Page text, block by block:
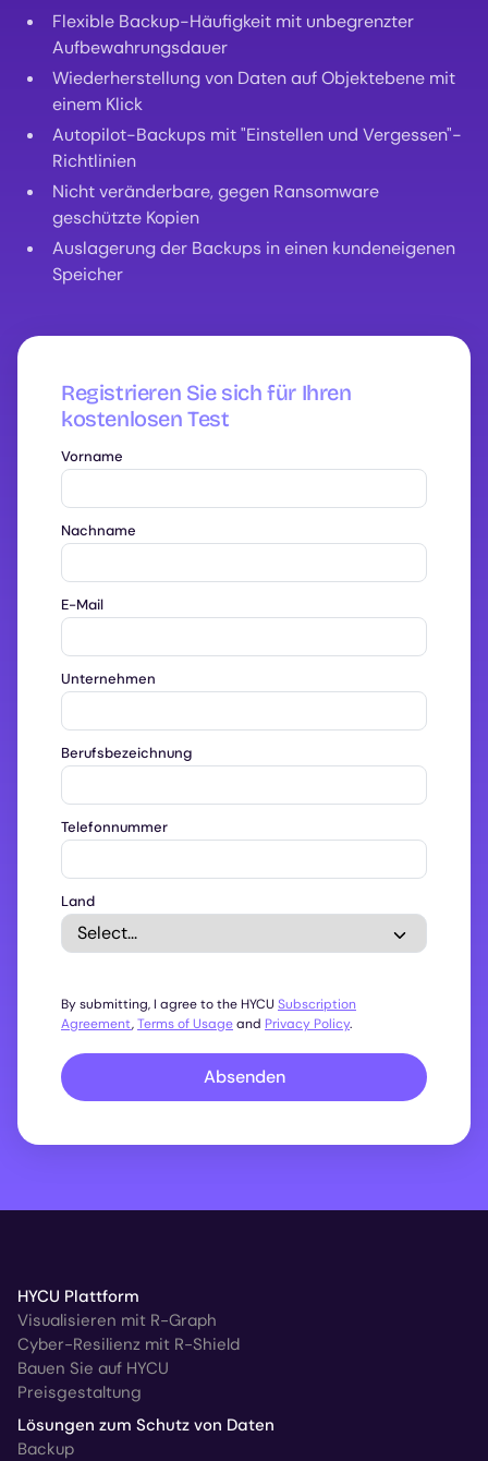
Flexible Backup-Häufigkeit mit unbegrenzter
Aufbewahrungsdauer
Wiederherstellung von Daten auf Objektebene mit
einem Klick
Autopilot-Backups mit "Einstellen und Vergessen"-
Richtlinien
Nicht veränderbare, gegen Ransomware
geschützte Kopien
Auslagerung der Backups in einen kundeneigenen
Speicher
Registrieren Sie sich für Ihren
kostenlosen Test
Vorname
Nachname
E-Mail
Unternehmen
Berufsbezeichnung
Telefonnummer
Land
By submitting, I agree to the HYCU Subscription
Agreement,Terms of Usageand Privacy Policy.
Absenden
HYCU Plattform
Visualisieren mit R-Graph
Cyber-Resilienz mit R-Shield
Bauen Sie auf HYCU
Preisgestaltung
Lösungen zum Schutz von Daten
Backup